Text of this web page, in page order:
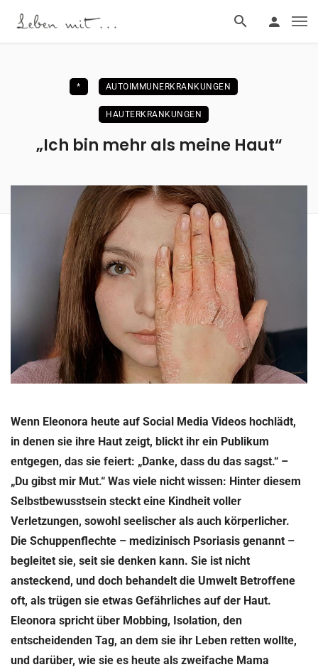
* AUTOIMMUNERKRANKUNGEN
HAUTERKRANKUNGEN
„Ich bin mehr als meine Haut“
Wenn Eleonora heute auf Social Media Videos hochlädt,
in denen sie ihre Haut zeigt, blickt ihr ein Publikum
entgegen, das sie feiert: „Danke, dass du das sagst.“ –
„Du gibst mir Mut.“ Was viele nicht wissen: Hinter diesem
Selbstbewusstsein steckt eine Kindheit voller
Verletzungen, sowohl seelischer als auch körperlicher.
Die Schuppenflechte – medizinisch Psoriasis genannt –
begleitet sie, seit sie denken kann. Sie ist nicht
ansteckend, und doch behandelt die Umwelt Betroffene
oft, als trügen sie etwas Gefährliches auf der Haut.
Eleonora spricht über Mobbing, Isolation, den
entscheidenden Tag, an dem sie ihr Leben retten wollte,
und darüber, wie sie es heute als zweifache Mama